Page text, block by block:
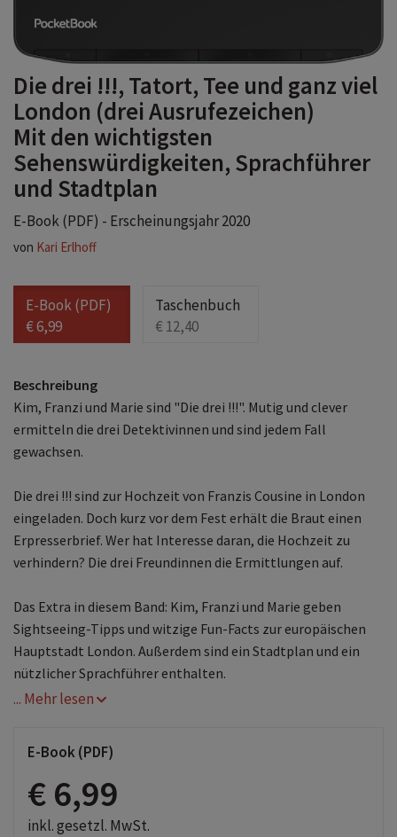
Die drei !!!, Tatort, Tee und ganz viel
London (drei Ausrufezeichen)
Mit den wichtigsten
Sehenswürdigkeiten, Sprachführer
und Stadtplan
E-Book (PDF) - Erscheinungsjahr 2020
von Kari Erlhoff
E-Book (PDF)
€ 6,99
Taschenbuch
€ 12,40
Beschreibung
Kim, Franzi und Marie sind "Die drei !!!". Mutig und clever
ermitteln die drei Detektivinnen und sind jedem Fall
gewachsen.
Die drei !!! sind zur Hochzeit von Franzis Cousine in London
eingeladen. Doch kurz vor dem Fest erhält die Braut einen
Erpresserbrief. Wer hat Interesse daran, die Hochzeit zu
verhindern? Die drei Freundinnen die Ermittlungen auf.
Das Extra in diesem Band: Kim, Franzi und Marie geben
Sightseeing-Tipps und witzige Fun-Facts zur europäischen
Hauptstadt London. Außerdem sind ein Stadtplan und ein
nützlicher Sprachführer enthalten.
... Mehr lesen
E-Book (PDF)
€ 6,99
inkl. gesetzl. MwSt.